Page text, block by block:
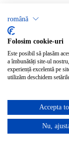
română
Folosim cookie-uri
Este posibil să plasăm
a îmbunătăți site-ul
experiență excelentă pe
utilizăm deschidem
Accepta
Nu,